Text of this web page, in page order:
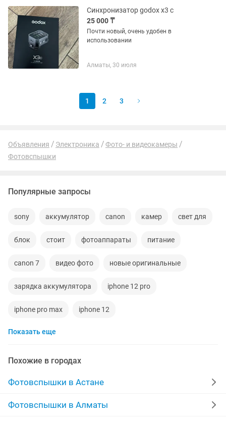
Синхронизатор godox x3 c
25 000 ₸
Почти новый, очень удобен в
использовании
Алматы, 30 июля
1 2 3
Объявления Электроника
Фото- и видеокамеры
Фотовспышки
Популярные запросы
sony аккумулятор canon камер свет для
блок стоит фотоаппараты питание
canon 7 видео фото новые оригинальные
зарядка аккумулятора iphone 12 pro
iphone pro max iphone 12
телефоны новые samsung
головки 8 iphone samsung galaxy
книги новые авторадио
Показать еще
Похожие в городах
Фотовспышки в Астане
Фотовспышки в Алматы